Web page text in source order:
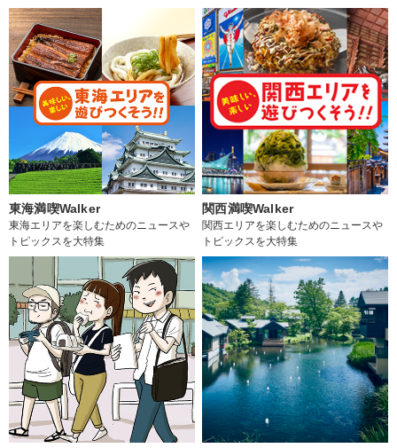
東海満喫Walker
東海エリアを楽しむためのニュースや
トピックスを大特集
関西満喫Walker
関西エリアを楽しむためのニュースや
トピックスを大特集